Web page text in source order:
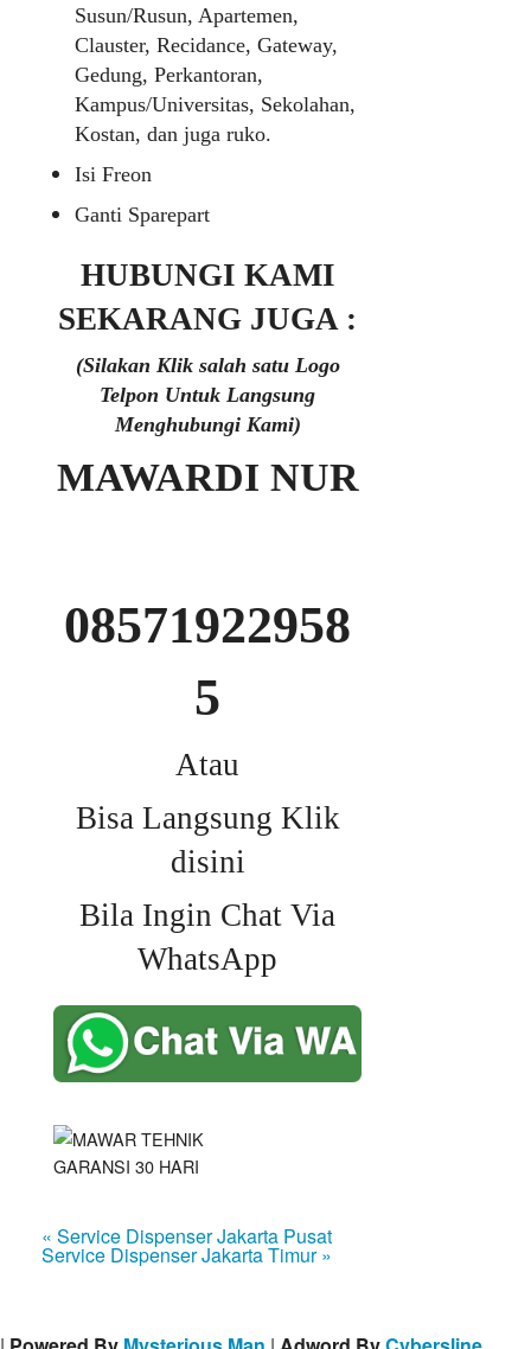
Susun/Rusun, Apartemen,
Clauster, Recidance, Gateway,
Gedung, Perkantoran,
Kampus/Universitas, Sekolahan,
Kostan, dan juga ruko.
Isi Freon
Ganti Sparepart
HUBUNGI KAMI
SEKARANG JUGA :
(Silakan Klik salah satu Logo
Telpon Untuk Langsung
Menghubungi Kami)
MAWARDI NUR
08571922958
5
Atau
Bisa Langsung Klik
disini
Bila Ingin Chat Via
WhatsApp
« Service Dispenser Jakarta Pusat
Service Dispenser Jakarta Timur »